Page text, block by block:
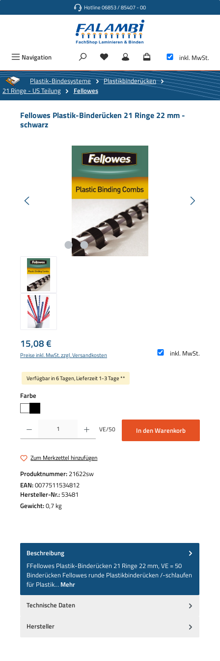
Hotline 06853 / 85407 - 00
Navigation inkl. MwSt.
Plastik-Bindesysteme
Plastikbinderücken
21 Ringe - US Teilung
Fellowes
Fellowes Plastik-Binderücken 21 Ringe 22 mm -
schwarz
Regulärer Preis:
15,08 €
inkl. MwSt.
Preise inkl. MwSt. zzgl. Versandkosten
Verfügbar in 6 Tagen, Lieferzeit 1-3 Tage **
Farbe
Produkt Anzahl: Gib den gewünschten Wert ein oder benutze die Schaltflächen um
VE/50 In den Warenkorb
Zum Merkzettel hinzufügen
Produktnummer:21622sw
EAN:0077511534812
Hersteller-Nr.:53481
Gewicht:0,7 kg
Beschreibung
FFellowes Plastik-Binderücken 21 Ringe 22 mm, VE = 50
Binderücken Fellowes runde Plastikbinderücken /-schlaufen
für Plastik… Mehr
Technische Daten
Hersteller